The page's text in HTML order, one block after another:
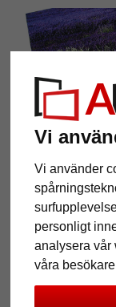
Vi
Vi använder
personligt
analysera vår
våra
sätt
Vi visar hur
bilder på
Visste du att